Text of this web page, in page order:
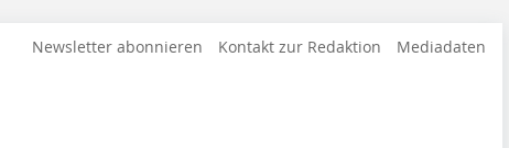
Newsletter abonnieren Kontakt zur Redaktion Mediadaten